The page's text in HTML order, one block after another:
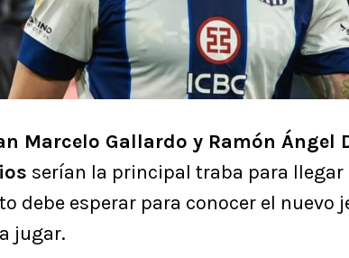
Marcelo Gallardo y Ramón Ángel
serían la principal traba para llegar
debe esperar para conocer el nuevo
jugar.